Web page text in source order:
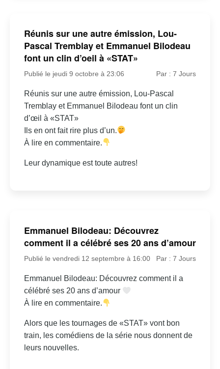
Réunis sur une autre émission, Lou-
Pascal Tremblay et Emmanuel Bilodeau
font un clin d’oeil à «STAT»
Publié le jeudi 9 octobre à 23:06 Par : 7 Jours
Réunis sur une autre émission, Lou-Pascal
Tremblay et Emmanuel Bilodeau font un clin
d’œil à «STAT»
Ils en ont fait rire plus d’un.
À lire en commentaire.
Leur dynamique est toute autres!
Emmanuel Bilodeau: Découvrez
comment il a célébré ses 20 ans d’amour
Publié le vendredi 12 septembre à 16:00 Par : 7 Jours
Emmanuel Bilodeau: Découvrez comment il a
célébré ses 20 ans d’amour
À lire en commentaire.
Alors que les tournages de «STAT» vont bon
train, les comédiens de la série nous donnent de
leurs nouvelles.